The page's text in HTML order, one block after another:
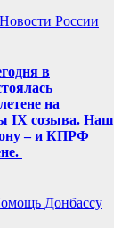
Новости России
в
на
IX созыва. Наш
– и КПРФ
Донбассу